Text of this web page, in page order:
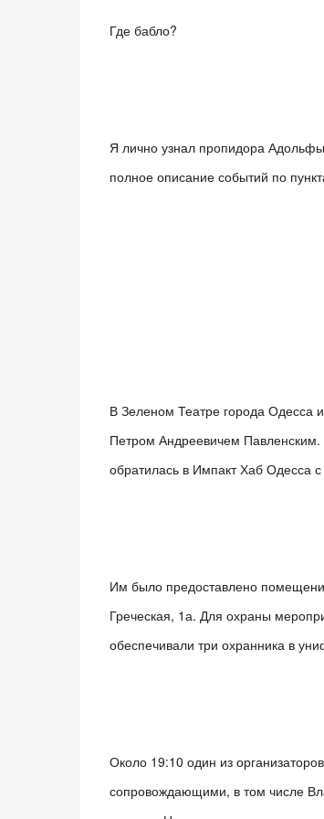
Где бабло?
Я лично узнал пропидора
полное описание событий по
В Зеленом Театре города Одесса
Петром Андреевичем Павленским.
обратилась в Импакт Хаб Одесса
Им было предоставлено
Греческая, 1а. Для охраны
обеспечивали три охранника в
Около 19:10 один из
сопровождающими, в том числе